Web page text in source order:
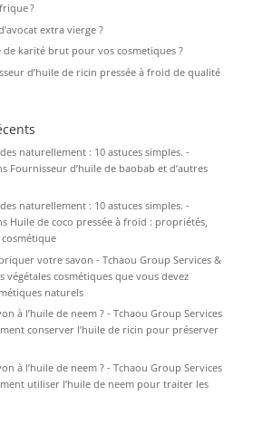
?
extra vierge ?
karité brut pour vos cosmetiques ?
d’huile de ricin pressée à froid de qualité
naturellement : 10 astuces simples. -
Fournisseur d’huile de baobab et d’autres
naturellement : 10 astuces simples. -
Huile de coco pressée à froid : propriétés,
votre savon - Tchaou Group Services &
végétales cosmétiques que vous devez
naturels
à l’huile de neem ? - Tchaou Group Services
conserver l’huile de ricin pour préserver
à l’huile de neem ? - Tchaou Group Services
utiliser l’huile de neem pour traiter les